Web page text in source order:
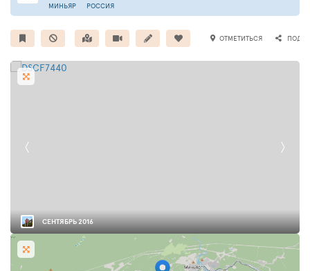
РОССИЯ
МИНЬЯР
ОТМЕТИТЬСЯ
СЕНТЯБРЬ 2016